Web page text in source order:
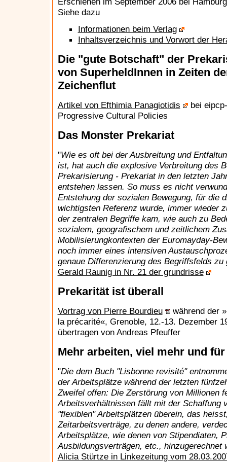
Siehe dazu
Informationen beim Verlag
Inhaltsverzeichnis und Vorwort der
Die "gute Botschaft" der
von SuperheldInnen in Zeiten
Zeichenflut
Artikel von Efthimia Panagiotidis
bei
Progressive Cultural Policies
Das Monster Prekariat
"Wie es oft bei der Ausbreitung und
ist, hat auch die explosive Verbreitung des
Prekarisierung - Prekariat in den letzten
entstehen lassen. So muss es nicht
Entstehung der sozialen Bewegung, für die
wichtigsten Referenz wurde, immer wieder
der zentralen Begriffe kam, wie auch zu
sozialem, geografischem und zeitlichem
Mobilisierungkontexten der Euromayday-
noch immer eines intensiven
genaue Differenzierung des Begriffsfelds zu
Gerald Raunig in Nr. 21 der grundrisse
Prekarität ist überall
Vortrag von Pierre Bourdieu
während der
la précarité«, Grenoble, 12.-13. Dezember
übertragen von Andreas Pfeuffer
Mehr arbeiten, viel mehr und
"Die dem Buch "Lisbonne revisité"
der Arbeitsplätze während der letzten
Zweifel offen: Die Zerstörung von Millionen
Arbeitsverhältnissen fällt mit der Schaffung
"flexiblen" Arbeitsplätzen überein, das
Zeitarbeitsverträge, zu denen andere,
Arbeitsplätze, wie denen von Stipendiaten,
Ausbildungsverträgen, etc., hinzugerechnet
Alicia Stürtze in Linkezeitung vom